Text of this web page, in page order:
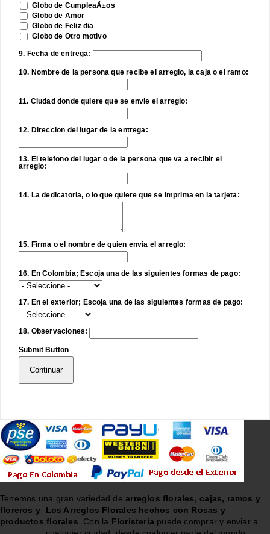
Globo de CumpleaÃ±os
Globo de Amor
Globo de Feliz dia
Globo de Otro motivo
9. Fecha de entrega:
10. Nombre de la persona que recibe el arreglo, la caja o el ramo:
11. Ciudad donde quiere que se envie el arreglo:
12. Direccion del lugar de la entrega:
13. El telefono del lugar o de la persona que va a recibir el
arreglo:
14. La dedicatoria, o lo que quiere que se imprima en la tarjeta:
15. Firma o el nombre de quien envia el arreglo:
16. En Colombia; Escoja una de las siguientes formas de pago:
17. En el exterior; Escoja una de las siguientes formas de pago:
18. Observaciones:
Submit Button
Continuar
Tenemos una gran variedad dearreglos florales, cajas, ramos y
floreros y
Los Arreglos Florales hechos con Rosas y
productos florales . Con la Floristeria puede comprar y enviar a